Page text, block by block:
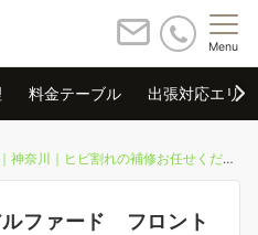
Menu
料金テーブル 出張対応エリア
奈川｜ヒビ割れの補修お任せください
ルファード フロント